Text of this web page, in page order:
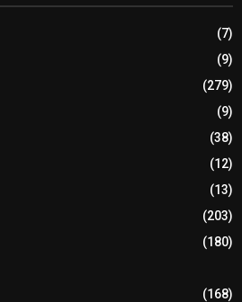
(7)
(9)
(279)
(9)
(38)
(12)
(13)
(203)
(180)
(168)